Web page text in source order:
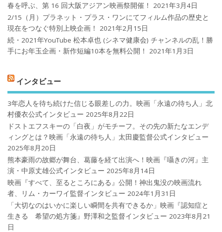
春を呼ぶ、第 16 回大阪アジアン映画祭開催！
2021年3月4日
2/15（月）プラネット・プラス・ワンにてフィルム作品の歴史と
現在をつなぐ特別上映企画！
2021年2月15日
続・2021年YouTube 松本卓也 (シネマ健康会) チャンネルの乱！勝
手にお年玉企画・新作短編10本を無料公開！
2021年1月3日
インタビュー
3年恋人を待ち続けた信じる眼差しの力。映画「永遠の待ち人」北
村優衣公式インタビュー 2025年8月22日
ドストエフスキーの「白夜」がモチーフ。その先の新たなエンデ
ィングとは？映画「永遠の待ち人」太田慶監督公式インタビュー
2025年8月20日
熊本豪雨の故郷が舞台、葛藤を経て出演へ！映画『囁きの河』主
演・中原丈雄公式インタビュー 2025年8月14日
映画『すべて、至るところにある』公開！神出鬼没の映画流れ
者、リム・カーワイ監督インタビュー 2024年1月31日
「大切なのはいかに楽しい瞬間を共有できるか」映画『認知症と
生きる 希望の処方箋』野澤和之監督インタビュー 2023年8月21
日